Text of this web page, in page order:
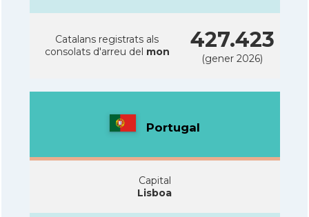
Catalans registrats als
consolats d'arreu del mon 427.423
(gener 2026)
Portugal
Capital
Lisboa